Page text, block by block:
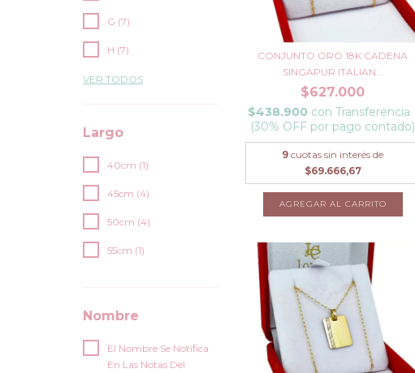
G (7)
H (7)
VER TODOS
Largo
40cm (1)
45cm (4)
50cm (4)
55cm (1)
Nombre
El Nombre Se Notifica
En Las Notas Del
CONJUNTO ORO 18K CADENA
SINGAPUR ITALIAN...
$627.000
$438.900 con Transferencia I
(30% OFF por pago contado)
9 cuotas sin interés de
$69.666,67
AGREGAR AL CARRITO